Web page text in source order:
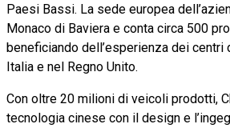
Paesi Bassi. La sede europea
Monaco di Baviera e conta circa 500
beneficiando dell’esperienza dei centri
Italia e nel Regno Unito.
Con oltre 20 milioni di veicoli prodotti,
tecnologia cinese con il design e